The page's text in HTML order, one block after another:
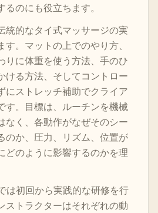
のにも役立ちます。
統的なタイ式マッサージの実
。マットの上でのやり方、
りに体重を使う方法、手のひ
ける方法、そしてコントロー
にストレッチ補助でクライア
す。目標は、ルーチンを機械
なく、各動作がなぜそのシー
のか、圧力、リズム、位置が
どのように影響するのかを理
は初回から実践的な研修を行
ストラクターはそれぞれの動